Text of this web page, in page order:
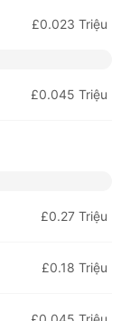
£0.023 Triệu
£0.045 Triệu
£0.27 Triệu
£0.18 Triệu